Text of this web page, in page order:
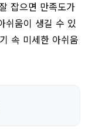
잡으면 만족도가
쉬움이 생길 수 있
속 미세한 아쉬움